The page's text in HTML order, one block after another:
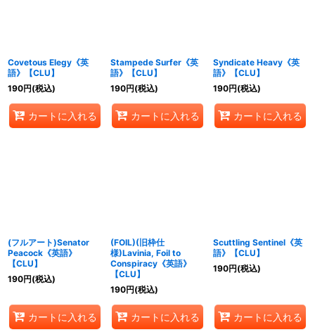
Covetous Elegy《英
語》【CLU】
190円(税込)
カートに入れる
Stampede Surfer《英
語》【CLU】
190円(税込)
カートに入れる
Syndicate Heavy《英
語》【CLU】
190円(税込)
カートに入れる
(フルアート)Senator
Peacock《英語》
【CLU】
190円(税込)
カートに入れる
(FOIL)(旧枠仕
様)Lavinia, Foil to
Conspiracy《英語》
【CLU】
190円(税込)
カートに入れる
Scuttling Sentinel《英
語》【CLU】
190円(税込)
カートに入れる